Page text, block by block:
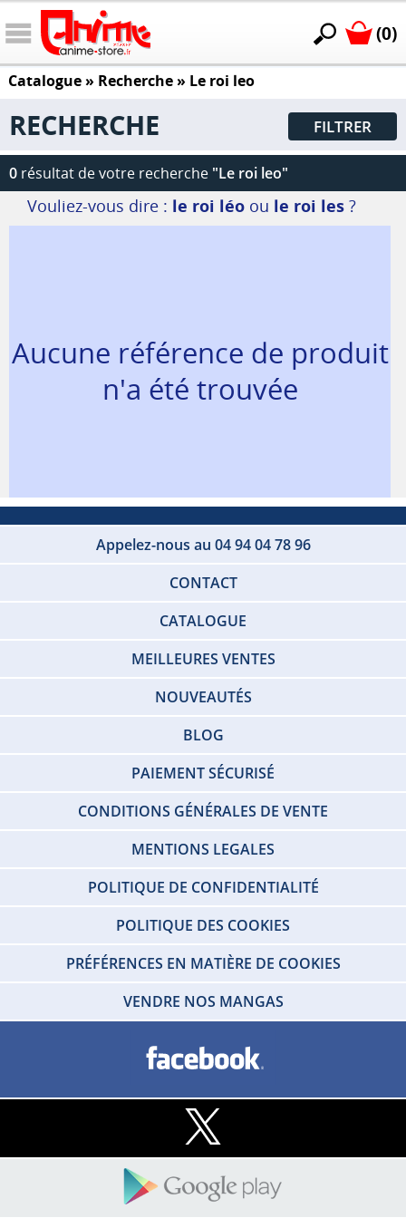
(0)
Catalogue» Recherche » Le roi leo
RECHERCHE FILTRER
0 résultat de votre recherche "Le roi leo"
Vouliez-vous dire : le roi léo ou le roi les ?
Aucune référence de produit
n'a été trouvée
Appelez-nous au 04 94 04 78 96
CONTACT
CATALOGUE
MEILLEURES VENTES
NOUVEAUTÉS
BLOG
PAIEMENT SÉCURISÉ
CONDITIONS GÉNÉRALES DE VENTE
MENTIONS LEGALES
POLITIQUE DE CONFIDENTIALITÉ
POLITIQUE DES COOKIES
PRÉFÉRENCES EN MATIÈRE DE COOKIES
VENDRE NOS MANGAS